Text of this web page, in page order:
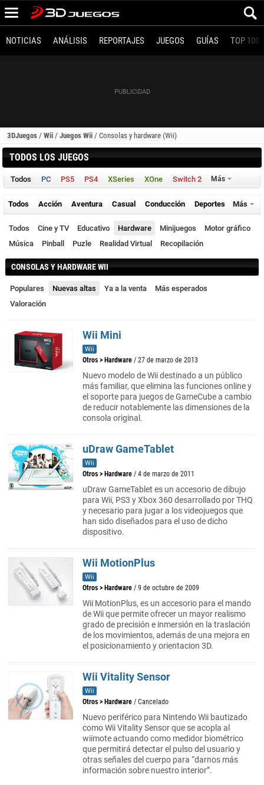
NOTICIAS ANÁLISIS REPORTAJES JUEGOS GUÍAS TOP 100
3DJuegos / Wii / Juegos Wii / Consolas y hardware (Wii)
TODOS LOS JUEGOS
Todos PC PS5 PS4 XSeries XOne Switch 2 Más
Todos Acción Aventura Casual Conducción Deportes Más
Todos Cine y TV Educativo Hardware Minijuegos
Motor gráfico
Música
Pinball Puzle Realidad Virtual Recopilación
CONSOLAS Y HARDWARE WII
Populares Nuevas altas Ya a la venta
Más esperados
Valoración
Wii Mini
Wii
Otros > Hardware / 27 de marzo de 2013
Nuevo modelo de Wii destinado a un público
más familiar, que elimina las funciones online y
el soporte para juegos de GameCube a cambio
de reducir notablemente las dimensiones de la
consola original.
uDraw GameTablet
Wii
Otros > Hardware / 4 de marzo de 2011
uDraw GameTablet es un accesorio de dibujo
para Wii, PS3 y Xbox 360 desarrollado por THQ
y necesario para jugar a los videojuegos que
han sido diseñados para el uso de dicho
dispositivo.
Wii MotionPlus
Wii
Otros > Hardware / 9 de octubre de 2009
Wii MotionPlus, es un accesorio para el mando
de Wii que permite ofrecer un mayor realismo
grado de precisión e inmersión en la traslación
de los movimientos, además de una mejora en
el posicionamiento y orientacion 3D.
Wii Vitality Sensor
Wii
Otros > Hardware / Cancelado
Nuevo periférico para Nintendo Wii bautizado
como Wii Vitality Sensor que se acopla al
wiimote actuando como medidor biométrico
que permitirá detectar el pulso del usuario y
otras señales del cuerpo para “darnos más
información sobre nuestro interior”.